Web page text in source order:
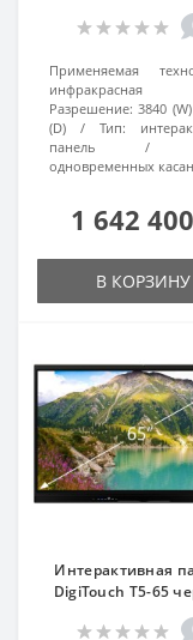
Применяемая
инфракрасная
Разрешение: 3840
(D)
Тип:
панель
одновременных
1 642
В КОРЗИНУ
Интерактивная
DigiTouch T5-65